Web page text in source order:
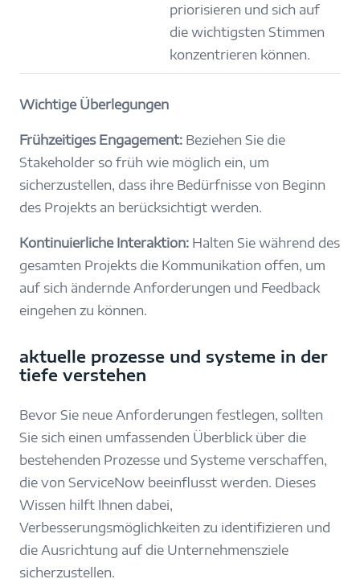
priorisieren und sich auf
die wichtigsten Stimmen
konzentrieren können.
Wichtige Überlegungen
Frühzeitiges Engagement: Beziehen Sie die
Stakeholder so früh wie möglich ein, um
sicherzustellen, dass ihre Bedürfnisse von Beginn
des Projekts an berücksichtigt werden.
Kontinuierliche Interaktion: Halten Sie während des
gesamten Projekts die Kommunikation offen, um
auf sich ändernde Anforderungen und Feedback
eingehen zu können.
aktuelle prozesse und systeme in der
tiefe verstehen
Bevor Sie neue Anforderungen festlegen, sollten
Sie sich einen umfassenden Überblick über die
bestehenden Prozesse und Systeme verschaffen,
die von ServiceNow beeinflusst werden. Dieses
Wissen hilft Ihnen dabei,
Verbesserungsmöglichkeiten zu identifizieren und
die Ausrichtung auf die Unternehmensziele
sicherzustellen.